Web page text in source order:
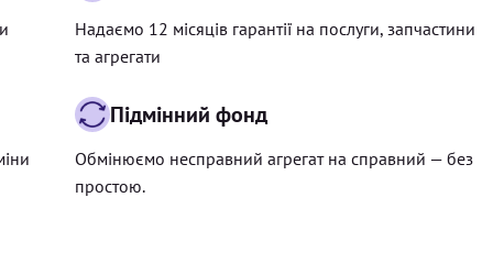
Надаємо 12 місяців гарантії на послуги, запчастини
та агрегати
Підмінний фонд
Обмінюємо несправний агрегат на справний — без
простою.